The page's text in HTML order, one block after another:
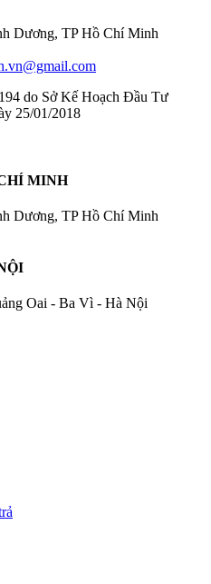
Dương, TP Hồ Chí Minh
do Sở Kế Hoạch Đầu Tư
25/01/2018
MINH
Dương, TP Hồ Chí Minh
Oai - Ba Vì - Hà Nội